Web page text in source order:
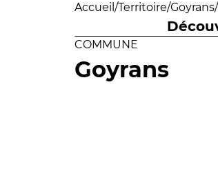
Accueil /Territoire/Goyrans/
COMMUNE
Goyrans